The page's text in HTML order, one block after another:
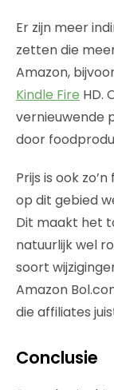
Er zijn meer
zetten die
Amazon,
Kindle Fire HD.
vernieuwende
door
Prijs is ook
op dit gebied
Dit maakt het
natuurlijk wel
soort
Amazon
die affiliates
Conclusie